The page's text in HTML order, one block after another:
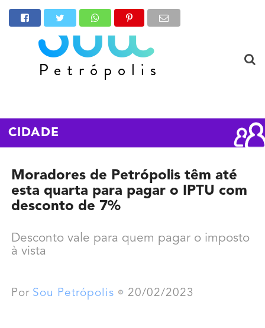
CIDADE
Moradores de Petrópolis têm até
esta quarta para pagar o IPTU com
desconto de 7%
Desconto vale para quem pagar o imposto
à vista
Por Sou Petrópolis 20/02/2023